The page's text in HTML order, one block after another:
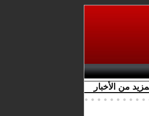
من الأخبار